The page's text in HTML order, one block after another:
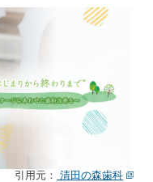
引用元： 清田の森歯科